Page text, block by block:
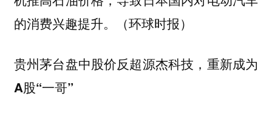
的消费兴趣提升。（环球时报）
贵州茅台盘中股价反超源杰科技，重新成为
A股“一哥”